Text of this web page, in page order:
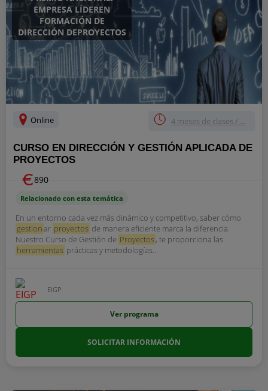
EMPRESA LÍDEREN
FORMACIÓN DE
DIRECCIÓN DEPROYECTOS
Online 4 meses de clases / ...
CURSO EN DIRECCIÓN Y GESTIÓN APLICADA DE
PROYECTOS
890
Relacionado con esta temática
En un entorno cada vez más dinámico y competitivo, saber cómo
gestionar proyectos de manera eficiente marca la diferencia.
Nuestro Curso de Gestión de Proyectos, te proporciona las
herramientas prácticas y metodologías...
EIGP
Ver programa
SOLICITAR INFORMACIÓN